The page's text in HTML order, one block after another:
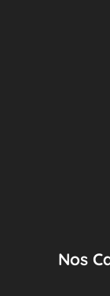
Nos